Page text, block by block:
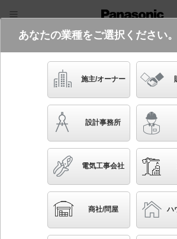
電気・建築設備（ビジネス）
フリーワード
品番・キーワード
かんたん照度計算
NTS75242S
(電源350形DALI-
わせ（別売）)
天井埋込型 LED（温白色） ウォ
あなたの業種をご選択ください。
施主/オーナー
設計事務所
電気工事会社
商社/問屋 ハ